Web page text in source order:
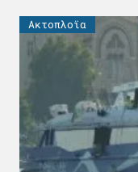
Ακτοπλοϊα